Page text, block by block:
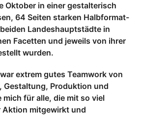
Oktober in einer gestalterisch
64 Seiten starken Halbformat-
Landeshauptstädte in
Facetten und jeweils von ihrer
wurden.
extrem gutes Teamwork von
Gestaltung, Produktion und
mich für alle, die mit so viel
Aktion mitgewirkt und